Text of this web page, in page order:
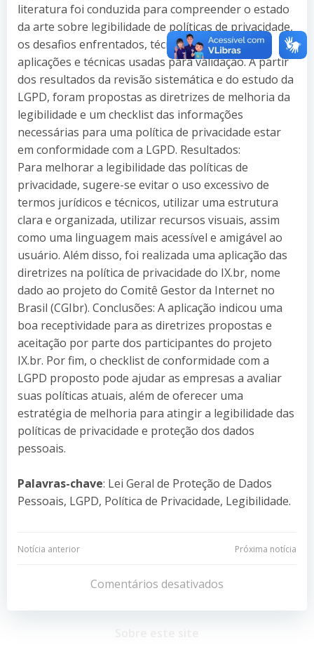
literatura foi conduzida para compreender o estado
da arte sobre legibilidade de políticas de privacidade,
os desafios enfrentados, técnicas existentes,
aplicações e técnicas usadas para validação. A partir
dos resultados da revisão sistemática e do estudo da
LGPD, foram propostas as diretrizes de melhoria da
legibilidade e um checklist das informações
necessárias para uma política de privacidade estar
em conformidade com a LGPD. Resultados:
Para melhorar a legibilidade das políticas de
privacidade, sugere-se evitar o uso excessivo de
termos jurídicos e técnicos, utilizar uma estrutura
clara e organizada, utilizar recursos visuais, assim
como uma linguagem mais acessível e amigável ao
usuário. Além disso, foi realizada uma aplicação das
diretrizes na política de privacidade do IX.br, nome
dado ao projeto do Comitê Gestor da Internet no
Brasil (CGIbr). Conclusões: A aplicação indicou uma
boa receptividade para as diretrizes propostas e
aceitação por parte dos participantes do projeto
IX.br. Por fim, o checklist de conformidade com a
LGPD proposto pode ajudar as empresas a avaliar
suas políticas atuais, além de oferecer uma
estratégia de melhoria para atingir a legibilidade das
políticas de privacidade e proteção dos dados
pessoais.
Palavras-chave: Lei Geral de Proteção de Dados
Pessoais, LGPD, Política de Privacidade, Legibilidade.
Navegação
Post
Notícia anterior
Navegação
de
Post
Próxima notícia
Comentários desativados